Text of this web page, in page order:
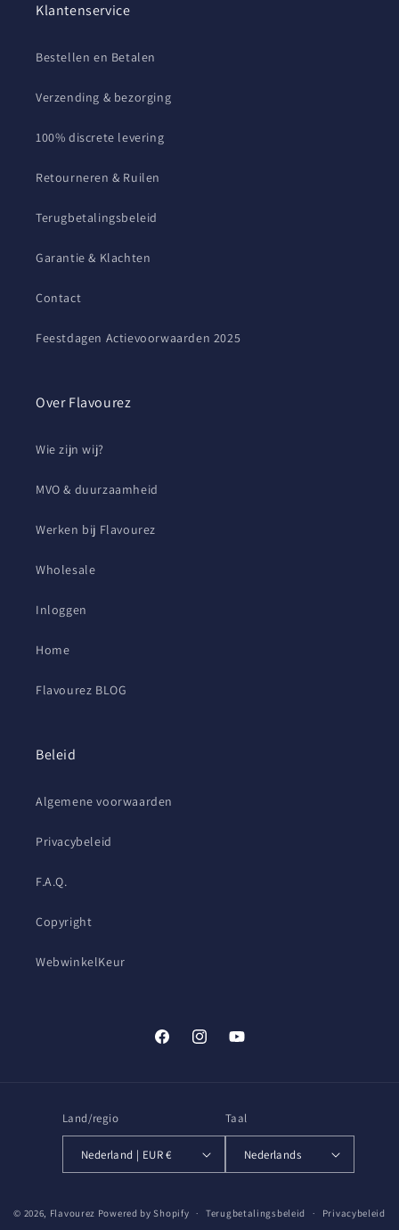
Klantenservice
Bestellen en Betalen
Verzending & bezorging
100% discrete levering
Retourneren & Ruilen
Terugbetalingsbeleid
Garantie & Klachten
Contact
Feestdagen Actievoorwaarden 2025
Over Flavourez
Wie zijn wij?
MVO & duurzaamheid
Werken bij Flavourez
Wholesale
Inloggen
Home
Flavourez BLOG
Beleid
Algemene voorwaarden
Privacybeleid
F.A.Q.
Copyright
WebwinkelKeur
FacebookInstagramYouTube
Land/regio
Nederland | EUR €
Taal
Nederlands
© 2026, Flavourez Powered by Shopify Terugbetalingsbeleid Privacybeleid